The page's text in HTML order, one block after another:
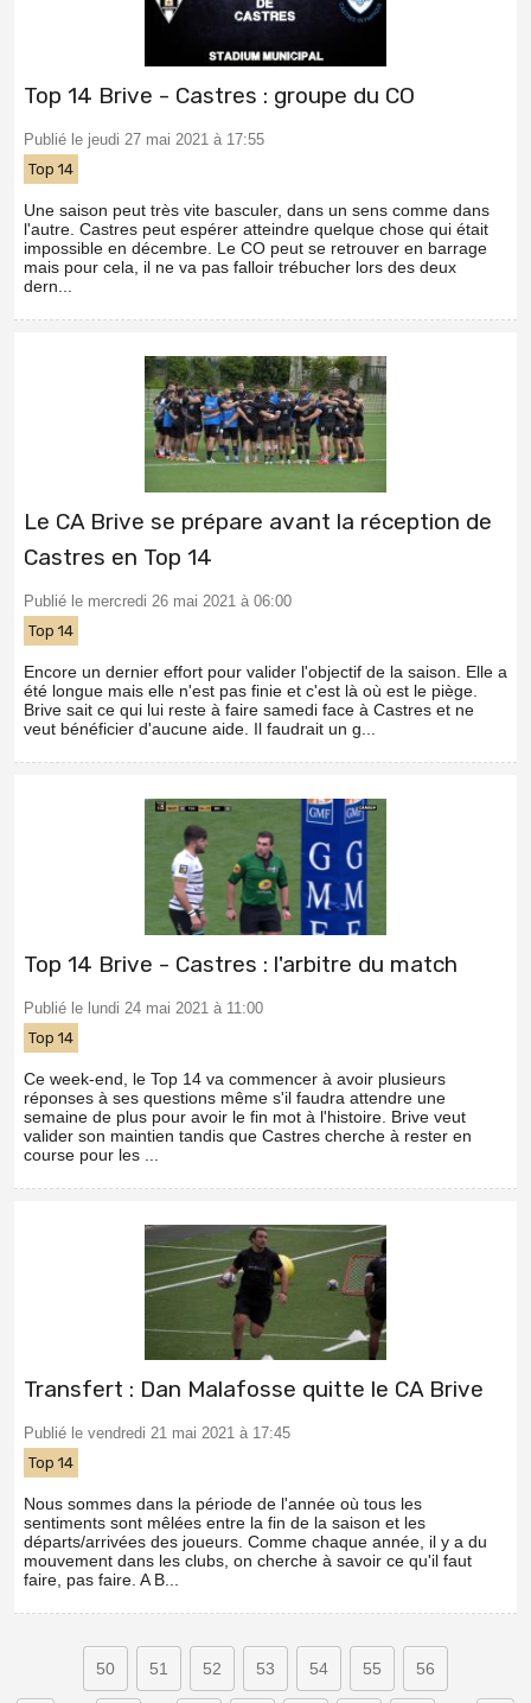
Top 14 Brive - Castres : groupe du CO
Publié le jeudi 27 mai 2021 à 17:55
Top 14
Une saison peut très vite basculer, dans un sens comme dans
l'autre. Castres peut espérer atteindre quelque chose qui était
impossible en décembre. Le CO peut se retrouver en barrage
mais pour cela, il ne va pas falloir trébucher lors des deux
dern...
Le CA Brive se prépare avant la réception de
Castres en Top 14
Publié le mercredi 26 mai 2021 à 06:00
Top 14
Encore un dernier effort pour valider l'objectif de la saison. Elle a
été longue mais elle n'est pas finie et c'est là où est le piège.
Brive sait ce qui lui reste à faire samedi face à Castres et ne
veut bénéficier d'aucune aide. Il faudrait un g...
Top 14 Brive - Castres : l'arbitre du match
Publié le lundi 24 mai 2021 à 11:00
Top 14
Ce week-end, le Top 14 va commencer à avoir plusieurs
réponses à ses questions même s'il faudra attendre une
semaine de plus pour avoir le fin mot à l'histoire. Brive veut
valider son maintien tandis que Castres cherche à rester en
course pour les ...
Transfert : Dan Malafosse quitte le CA Brive
Publié le vendredi 21 mai 2021 à 17:45
Top 14
Nous sommes dans la période de l'année où tous les
sentiments sont mêlées entre la fin de la saison et les
départs/arrivées des joueurs. Comme chaque année, il y a du
mouvement dans les clubs, on cherche à savoir ce qu'il faut
faire, pas faire. A B...
50 51 52 53 54 55 56